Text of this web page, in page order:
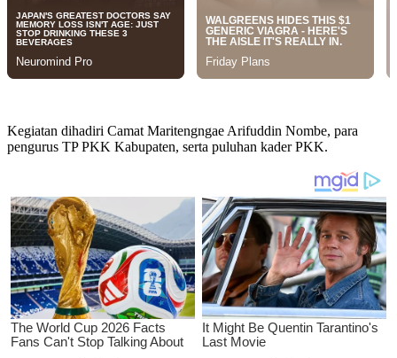
Kegiatan dihadiri Camat Maritengngae Arifuddin Nombe, para
pengurus TP PKK Kabupaten, serta puluhan kader PKK.